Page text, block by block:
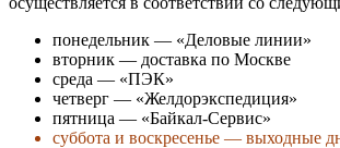
понедельник — «Деловые линии»
вторник — доставка по Москве
среда — «ПЭК»
четверг — «Желдорэкспедиция»
пятница — «Байкал-Сервис»
суббота и воскресенье — выходные